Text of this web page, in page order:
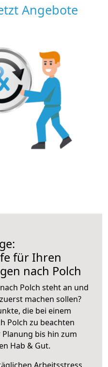
Angebote
für Ihren
nach Polch
Polch steht an und
machen sollen?
die bei einem
Polch zu beachten
bis hin zum
Hab & Gut.